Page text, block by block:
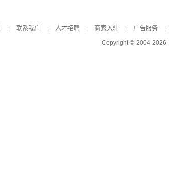
联系我们 人才招聘 商家入驻 广告服务
Copyright © 2004-2026